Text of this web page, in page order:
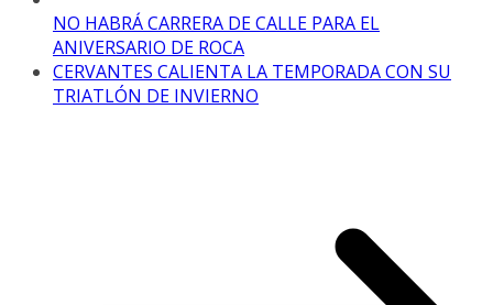
NO HABRÁ CARRERA DE CALLE PARA EL
ANIVERSARIO DE ROCA
CERVANTES CALIENTA LA TEMPORADA CON SU
TRIATLÓN DE INVIERNO